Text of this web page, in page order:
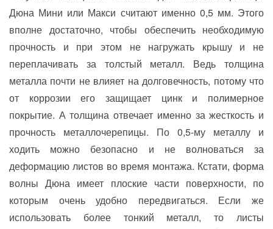
Дюна Мини или Макси считают именно 0,5 мм. Этого
вполне достаточно, чтобы обеспечить необходимую
прочность и при этом не нагружать крышу и не
переплачивать за толстый металл. Ведь толщина
металла почти не влияет на долговечность, потому что
от коррозии его защищает цинк и полимерное
покрытие. А толщина отвечает именно за жесткость и
прочность металлочерепицы. По 0,5-му металлу и
ходить можно безопасно и не волноваться за
деформацию листов во время монтажа. Кстати, форма
волны Дюна имеет плоские части поверхности, по
которым очень удобно передвигаться. Если же
использовать более тонкий металл, то листы